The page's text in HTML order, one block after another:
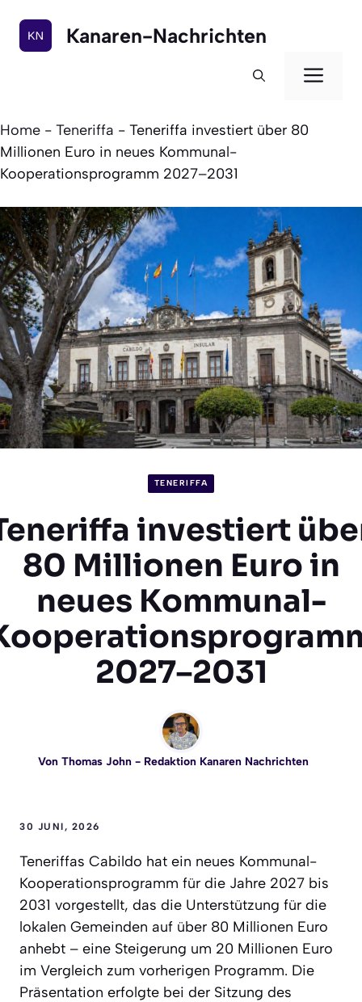
Inhalt
springen
Kanaren-Nachrichten
Home - Teneriffa - Teneriffa investiert über 80
Millionen Euro in neues Kommunal-
Kooperationsprogramm 2027–2031
TENERIFFA
investiert
80 Millionen Euro in
neues Kommunal-
2027–2031
Von Thomas John- Redaktion Kanaren Nachrichten
30 JUNI, 2026
Teneriffas Cabildo hat ein neues Kommunal-
Kooperationsprogramm für die Jahre 2027 bis
2031 vorgestellt, das die Unterstützung für die
lokalen Gemeinden auf über 80 Millionen Euro
anhebt – eine Steigerung um 20 Millionen Euro
im Vergleich zum vorherigen Programm. Die
Präsentation erfolgte bei der Sitzung des